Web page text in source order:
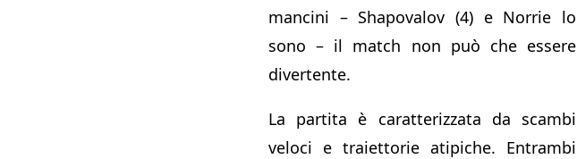
mancini – Shapovalov (4) e Norrie lo
sono – il match non può che essere
divertente.
La partita è caratterizzata da scambi
veloci e traiettorie atipiche. Entrambi